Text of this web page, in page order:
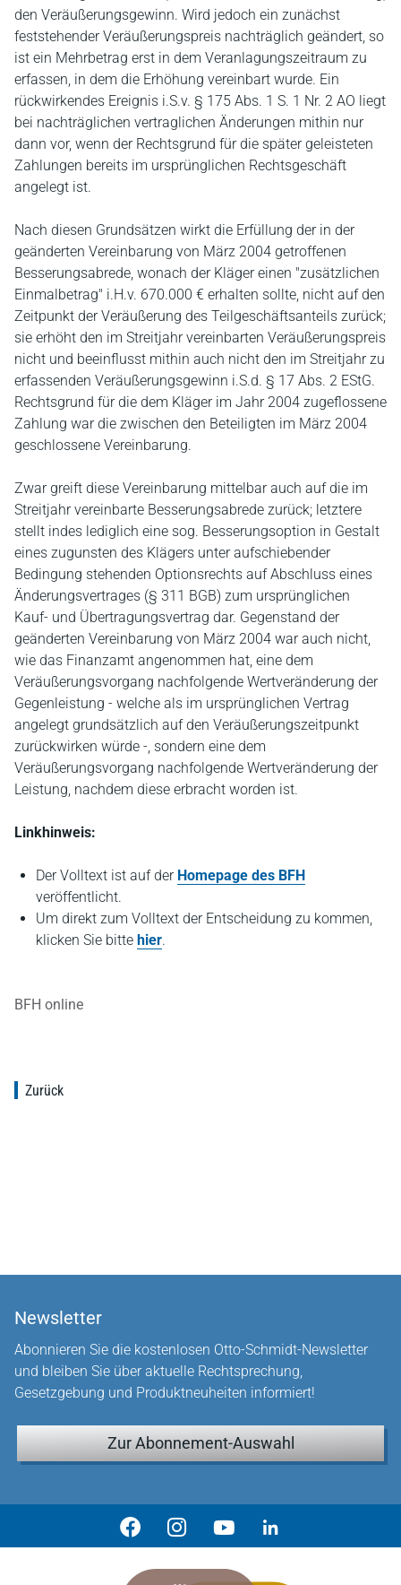
den Veräußerungsgewinn. Wird jedoch ein zunächst
feststehender Veräußerungspreis nachträglich geändert, so
ist ein Mehrbetrag erst in dem Veranlagungszeitraum zu
erfassen, in dem die Erhöhung vereinbart wurde. Ein
rückwirkendes Ereignis i.S.v. § 175 Abs. 1 S. 1 Nr. 2 AO liegt
bei nachträglichen vertraglichen Änderungen mithin nur
dann vor, wenn der Rechtsgrund für die später geleisteten
Zahlungen bereits im ursprünglichen Rechtsgeschäft
angelegt ist.
Nach diesen Grundsätzen wirkt die Erfüllung der in der
geänderten Vereinbarung von März 2004 getroffenen
Besserungsabrede, wonach der Kläger einen "zusätzlichen
Einmalbetrag" i.H.v. 670.000 € erhalten sollte, nicht auf den
Zeitpunkt der Veräußerung des Teilgeschäftsanteils zurück;
sie erhöht den im Streitjahr vereinbarten Veräußerungspreis
nicht und beeinflusst mithin auch nicht den im Streitjahr zu
erfassenden Veräußerungsgewinn i.S.d. § 17 Abs. 2 EStG.
Rechtsgrund für die dem Kläger im Jahr 2004 zugeflossene
Zahlung war die zwischen den Beteiligten im März 2004
geschlossene Vereinbarung.
Zwar greift diese Vereinbarung mittelbar auch auf die im
Streitjahr vereinbarte Besserungsabrede zurück; letztere
stellt indes lediglich eine sog. Besserungsoption in Gestalt
eines zugunsten des Klägers unter aufschiebender
Bedingung stehenden Optionsrechts auf Abschluss eines
Änderungsvertrages (§ 311 BGB) zum ursprünglichen
Kauf- und Übertragungsvertrag dar. Gegenstand der
geänderten Vereinbarung von März 2004 war auch nicht,
wie das Finanzamt angenommen hat, eine dem
Veräußerungsvorgang nachfolgende Wertveränderung der
Gegenleistung - welche als im ursprünglichen Vertrag
angelegt grundsätzlich auf den Veräußerungszeitpunkt
zurückwirken würde -, sondern eine dem
Veräußerungsvorgang nachfolgende Wertveränderung der
Leistung, nachdem diese erbracht worden ist.
Linkhinweis:
Der Volltext ist auf der Homepage des BFH
veröffentlicht.
Um direkt zum Volltext der Entscheidung zu kommen,
klicken Sie bitte hier.
BFH online
Zurück
Newsletter
Abonnieren Sie die kostenlosen Otto-Schmidt-Newsletter
und bleiben Sie über aktuelle Rechtsprechung,
Gesetzgebung und Produktneuheiten informiert!
Zur Abonnement-Auswahl